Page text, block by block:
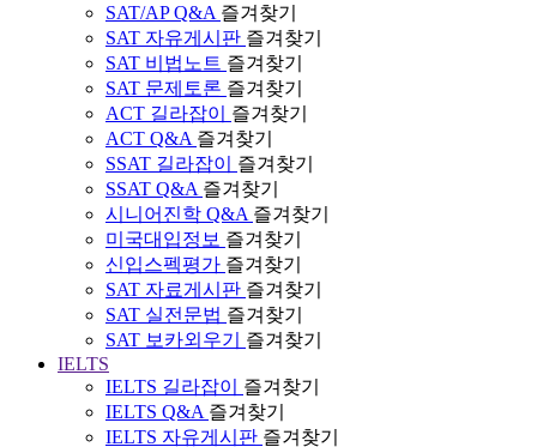
SAT/AP Q&A 즐겨찾기
SAT 자유게시판 즐겨찾기
SAT 비법노트 즐겨찾기
SAT 문제토론 즐겨찾기
ACT 길라잡이
즐겨찾기
ACT Q&A 즐겨찾기
SSAT 길라잡이
즐겨찾기
SSAT Q&A 즐겨찾기
시니어진학 Q&A 즐겨찾기
미국대입정보 즐겨찾기
신입스펙평가 즐겨찾기
SAT 자료게시판 즐겨찾기
SAT 실전문법 즐겨찾기
SAT 보카외우기
즐겨찾기
IELTS
IELTS 길라잡이
즐겨찾기
IELTS Q&A 즐겨찾기
IELTS 자유게시판 즐겨찾기